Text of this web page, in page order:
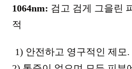
1064nm: 검고 검게 그을린
적
1) 안전하고 영구적인 제모.